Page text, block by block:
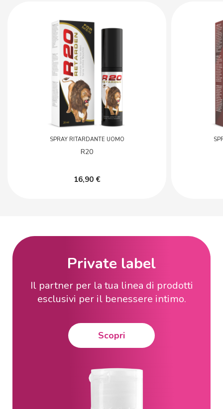
SPRAY RITARDANTE UOMO
R20
16,90 €
Private label
Il partner per la tua linea di prodotti
esclusivi per il benessere intimo.
Scopri